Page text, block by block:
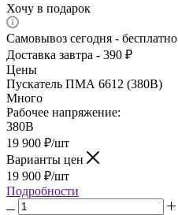
Хочу в подарок
Самовывоз сегодня - бесплатно
Доставка завтра - 390 ₽
Цены
Пускатель ПМА 6612 (380В)
Много
Рабочее напряжение:
380В
19 900 ₽/шт
Варианты цен
19 900 ₽/шт
Подробности